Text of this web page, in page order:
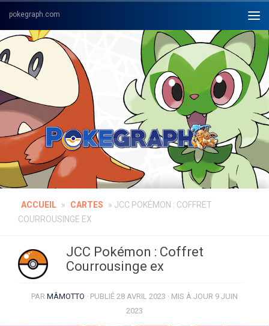
Skip to content
ACCUEIL » CARTES » JCC POKÉMON : COFFRET
COURROUSINGE EX
JCC Pokémon : Coffret
Courrousinge ex
PAR MÂMOTTO · PUBLIÉ 28 AVRIL 2023 · MIS À JOUR 9 JUIN
2023